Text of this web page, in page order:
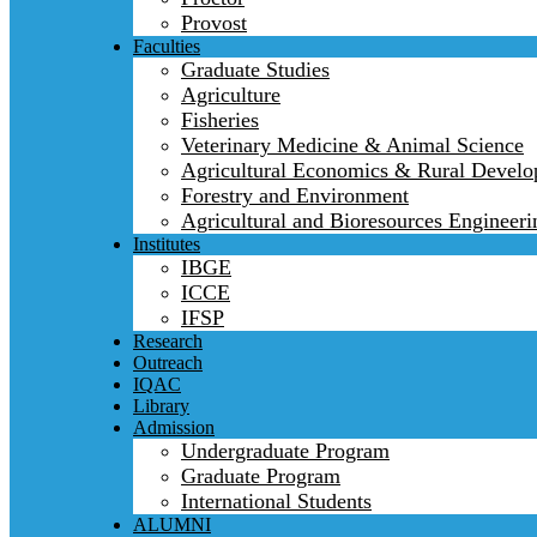
Provost
Faculties
Graduate Studies
Agriculture
Fisheries
Veterinary Medicine & Animal Science
Agricultural Economics & Rural
Forestry and Environment
Agricultural and Bioresources
Institutes
IBGE
ICCE
IFSP
Research
Outreach
IQAC
Library
Admission
Undergraduate Program
Graduate Program
International Students
ALUMNI